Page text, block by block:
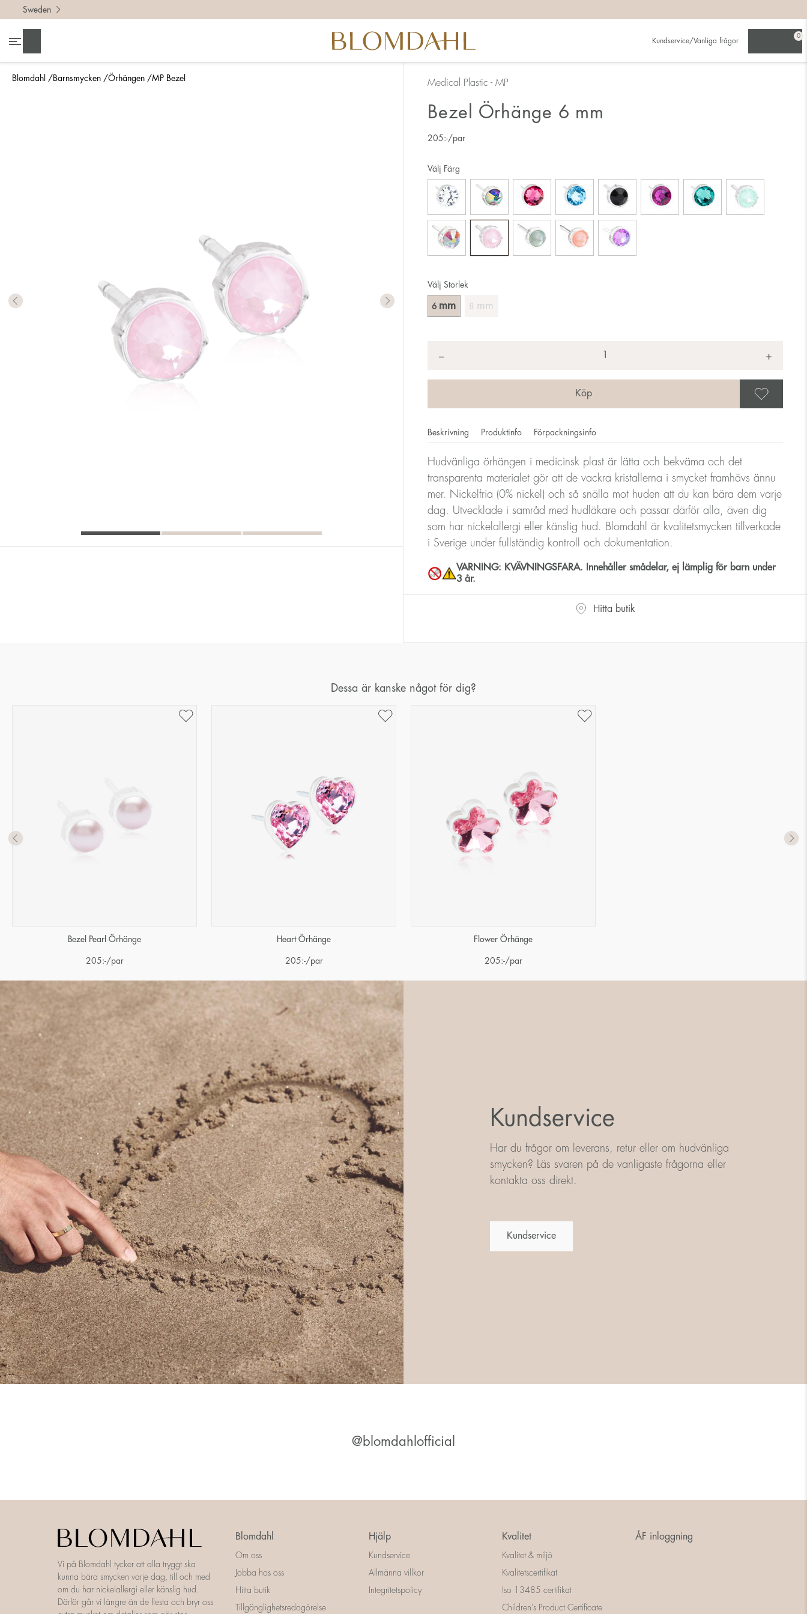
Blomdahl Barnsmycken Örhängen MP Bezel
Sweden
Kundservice/Vanliga frågor
0
Medical Plastic - MP
Bezel Örhänge 6 mm
205:-/par
Välj Storlek
6 mm 8 mm
Välj Färg
− +
Beskrivning Produktinfo Förpackningsinfo
Hudvänliga örhängen i medicinsk plast är lätta och bekväma och det
transparenta materialet gör att de vackra kristallerna i smycket framhävs ännu
mer. Nickelfria (0% nickel) och så snälla mot huden att du kan bära dem varje
dag. Utvecklade i samråd med hudläkare och passar därför alla, även dig
som har nickelallergi eller känslig hud. Blomdahl är kvalitetsmycken tillverkade
i Sverige under fullständig kontroll och dokumentation.
VARNING: KVÄVNINGSFARA. Innehåller smådelar, ej lämplig för barn under
3 år.
Hitta butik
Dessa är kanske något för dig?
Bezel Pearl Örhänge
205:-/par
Heart Örhänge
205:-/par
Flower Örhänge
205:-/par
Kundservice
Har du frågor om leverans, retur eller om hudvänliga
smycken? Läs svaren på de vanligaste frågorna eller
kontakta oss direkt.
Kundservice
@blomdahlofficial
Vi på Blomdahl tycker att alla tryggt ska
kunna bära smycken varje dag, till och med
om du har nickelallergi eller känslig hud.
Därför går vi längre än de flesta och bryr oss
Blomdahl
Om oss
Jobba hos oss
Hitta butik
Tillgänglighetsredogörelse
Hjälp
Kundservice
Allmänna villkor
Integritetspolicy
Kvalitet
Kvalitet & miljö
Kvalitetscertifikat
Iso 13485 certifikat
Children's Product Certificate
ÅF inloggning